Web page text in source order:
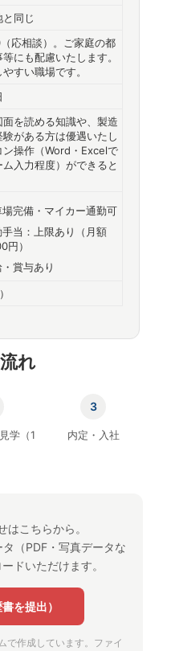
同じ
応相談）。ご家庭の都
にも配慮いたします。
すい職場です。
を読める知識や、製造
がある方は優遇いたし
ン操作（Word・Excelで
入力程度）ができると
場完備・マイカー通勤可
手当：上限あり（月額
円）
賞与あり
れ
学（1
3
内定・入社
はこちらから。
（PDF・写真データな
ドいただけます。
を提出）
で作成しています。ファイ